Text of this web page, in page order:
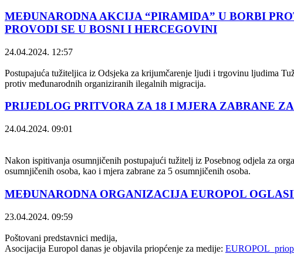
MEĐUNARODNA AKCIJA “PIRAMIDA” U BORBI
PROVODI SE U BOSNI I HERCEGOVINI
24.04.2024. 12:57
Postupajuća tužiteljica iz Odsjeka za krijumčarenje ljudi i trgovinu ljudima
protiv međunarodnih organiziranih ilegalnih migracija.
PRIJEDLOG PRITVORA ZA 18 I MJERA ZABRANE
24.04.2024. 09:01
Nakon ispitivanja osumnjičenih postupajući tužitelj iz Posebnog odjela za
osumnjičenih osoba, kao i mjera zabrane za 5 osumnjičenih osoba.
MEĐUNARODNA ORGANIZACIJA EUROPOL
23.04.2024. 09:59
Poštovani predstavnici medija,
Asocijacija Europol danas je objavila priopćenje za medije: